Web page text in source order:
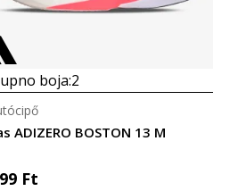
boja:2
ADIZERO BOSTON 13 M
Ft